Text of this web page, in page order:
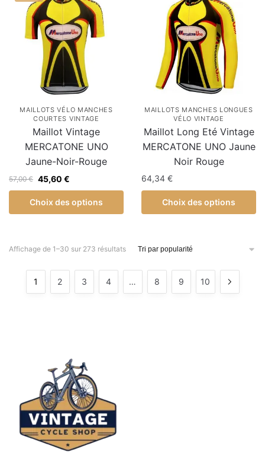
MAILLOTS VÉLO MANCHES
COURTES VINTAGE
Maillot Vintage
MERCATONE UNO
Jaune-Noir-Rouge
57,00€ 45,60 €
Choix des options
MAILLOTS MANCHES LONGUES
VÉLO VINTAGE
Maillot Long Eté Vintage
MERCATONE UNO Jaune
Noir Rouge
64,34 €
Choix des options
Affichage de 1–30 sur 273 résultats
1 2 3 4 … 8 9 10